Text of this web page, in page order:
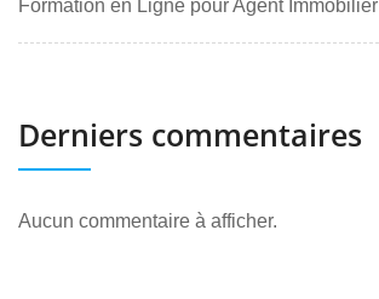
Formation en Ligne pour Agent Immobilier
Derniers commentaires
Aucun commentaire à afficher.